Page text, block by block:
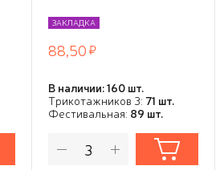
ЗАКЛАДКА
88,50
В наличии: 160 шт.
Трикотажников 3: 71 шт.
Фестивальная: 89 шт.